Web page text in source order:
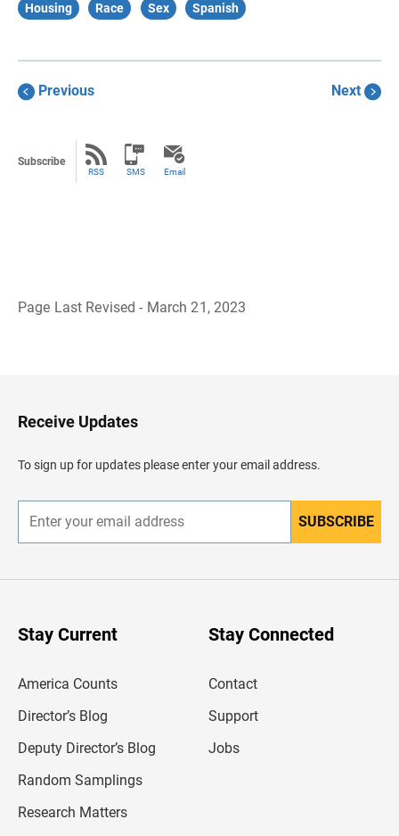
Housing
Race Sex Spanish
Previous Next
Subscribe
RSS SMS Email
Page Last Revised - March 21, 2023
a
r
e
c
e
d
Receive Updates
To sign up for updates please enter your email address.
n
r
SUBSCRIBE
Stay Current
America Counts
Director’s Blog
Deputy Director’s Blog
Random Samplings
Research Matters
Stay Connected
Contact
Support
Jobs